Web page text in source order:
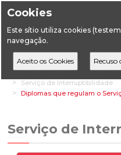
Cookies
Este sítio utiliza cookies
navegação.
HomeÁreas Transversais
Serviço de Interruptibilidade
Diplomas que regulam o
Serviço de